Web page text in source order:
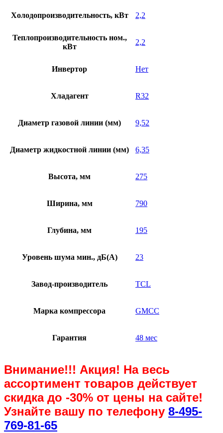
Холодопроизводительность, кВт 2,2
Теплопроизводительность ном.,
кВт
2,2
Инвертор Нет
Хладагент R32
Диаметр газовой линии (мм) 9,52
Диаметр жидкостной линии (мм) 6,35
Высота, мм 275
Ширина, мм 790
Глубина, мм 195
Уровень шума мин., дБ(А) 23
Завод-производитель TCL
Марка компрессора GMCC
Гарантия 48 мес
Внимание!!! Акция! На весь
ассортимент товаров действует
скидка до -30% от цены на сайте!
Узнайте вашу по телефону 8-495-
769-81-65